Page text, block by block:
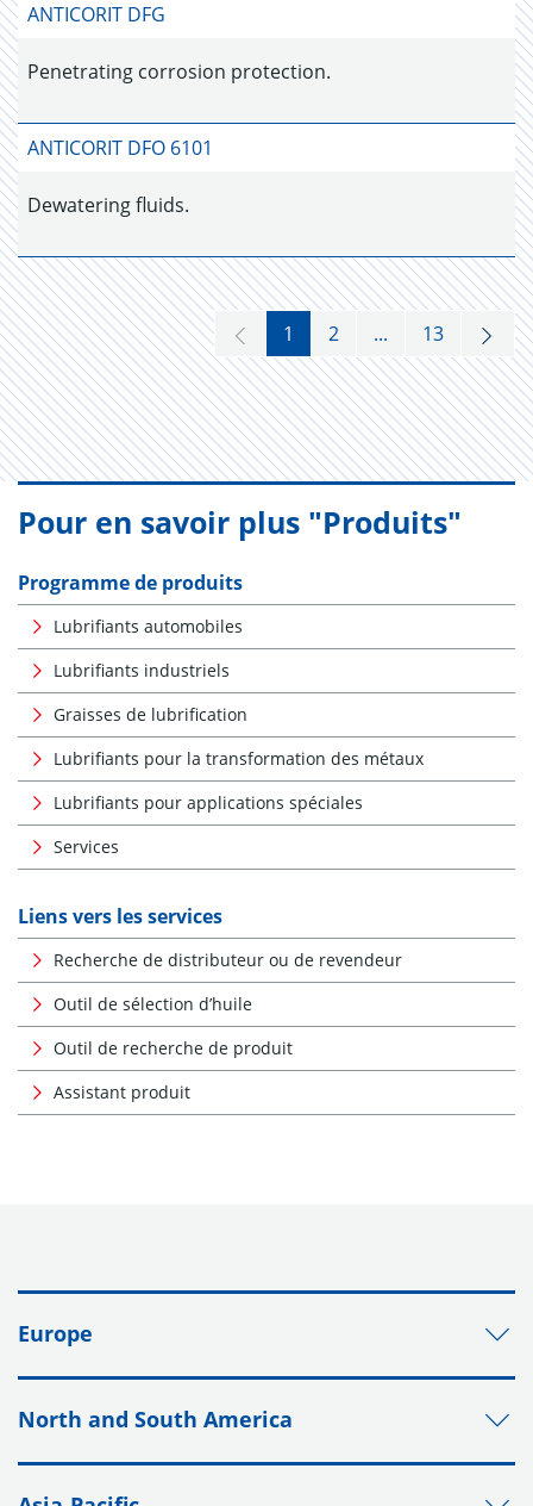
ANTICORIT DFG
Penetrating corrosion protection.
ANTICORIT DFO 6101
Dewatering fluids.
1 2 ... 13
Pour en savoir plus "Produits"
Programme de produits
Lubrifiants automobiles
Lubrifiants industriels
Graisses de lubrification
Lubrifiants pour la transformation des métaux
Lubrifiants pour applications spéciales
Services
Liens vers les services
Recherche de distributeur ou de revendeur
Outil de sélection d’huile
Outil de recherche de produit
Assistant produit
Europe
North and South America